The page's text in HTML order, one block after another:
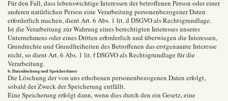
Für den Fall, dass lebenswichtige Interessen der betroffenen Person oder einer
anderen natürlichen Person eine Verarbeitung personenbezogener Daten
erforderlich machen, dient Art. 6 Abs. 1 lit. d DSGVO als Rechtsgrundlage.
Ist die Verarbeitung zur Wahrung eines berechtigten Interesses unseres
Unternehmens oder eines Dritten erforderlich und überwiegen die Interessen,
Grundrechte und Grundfreiheiten des Betroffenen das erstgenannte Interesse
nicht, so dient Art. 6 Abs. 1 lit. f DSGVO als Rechtsgrundlage für die
Verarbeitung.
b. Datenlöschung und Speicherdauer
Die Löschung der von uns erhobenen personenbezogenen Daten erfolgt,
sobald der Zweck der Speicherung entfällt.
Eine Speicherung erfolgt dann, wenn dies durch den ein Gesetz, eine